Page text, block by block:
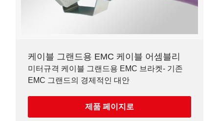
케이블 그랜드용 EMC 케이블 어셈블리
미터규격 케이블 그랜드용 EMC 브라켓- 기존
EMC 그랜드의 경제적인 대안
제품 페이지로